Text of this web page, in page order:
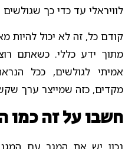
לוויראלי עד כדי כך
קודם כל, זה לא יכול להיות
מתוך ידע כללי. כשאתם
אמיתי לגולשים, ככל
מקדים, כזה שמייצר ערך
חשבו על זה כמו
נכון יש את המגב עם